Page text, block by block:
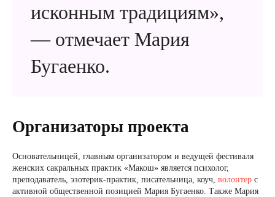
исконным традициям»,
— отмечает Мария
Бугаенко.
Организаторы проекта
Основательницей, главным организатором и ведущей фестиваля
женских сакральных практик «Макош» является психолог,
преподаватель, эзотерик-практик, писательница, коуч, волонтер с
активной общественной позицией Мария Бугаенко. Также Мария